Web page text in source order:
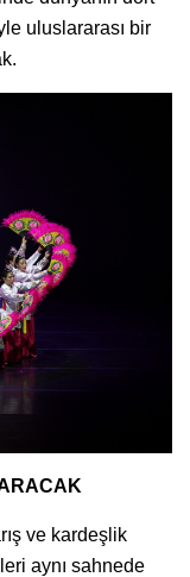
uluslararası bir
ve kardeşlik
aynı sahnede